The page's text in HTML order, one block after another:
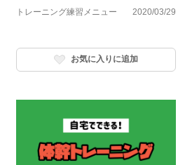
トレーニング練習メニュー
2020/03/29
お気に入りに追加